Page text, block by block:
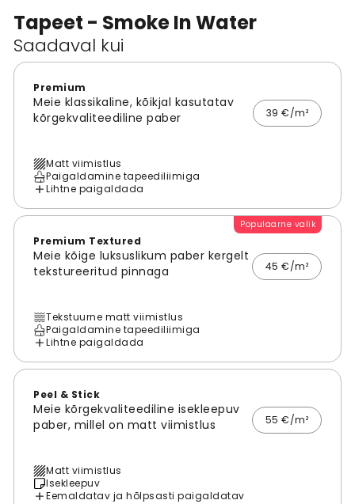
Tapeet - Smoke In Water
Saadaval kui
Premium
Meie klassikaline, kõikjal kasutatav
kõrgekvaliteediline paber
39 €/m²
Matt viimistlus
Paigaldamine tapeediliimiga
Lihtne paigaldada
Populaarne valik
Premium Textured
Meie kõige luksuslikum paber kergelt
tekstureeritud pinnaga
45 €/m²
Tekstuurne matt viimistlus
Paigaldamine tapeediliimiga
Lihtne paigaldada
Peel & Stick
Meie kõrgekvaliteediline isekleepuv
paber, millel on matt viimistlus
55 €/m²
Matt viimistlus
Isekleepuv
Eemaldatav ja hõlpsasti paigaldatav